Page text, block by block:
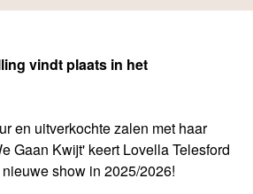
vindt plaats in het
en uitverkochte zalen met haar
Gaan Kwijt' keert Lovella Telesford
show in 2025/2026!